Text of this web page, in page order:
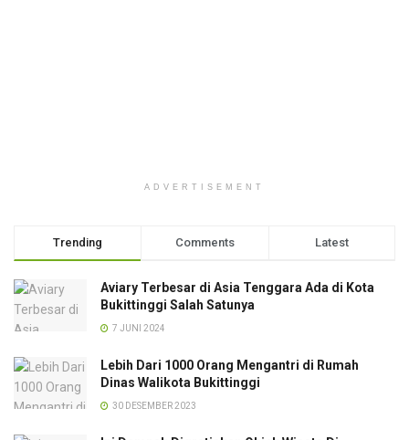
ADVERTISEMENT
Trending Comments Latest
Aviary Terbesar di Asia Tenggara Ada di Kota
Bukittinggi Salah Satunya
7 JUNI 2024
Lebih Dari 1000 Orang Mengantri di Rumah
Dinas Walikota Bukittinggi
30 DESEMBER 2023